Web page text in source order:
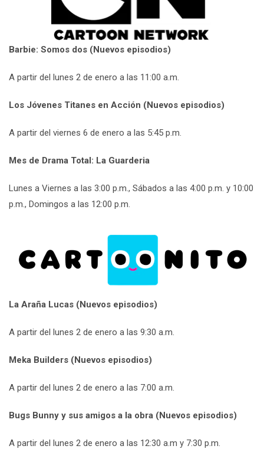
Barbie: Somos dos (Nuevos episodios)
A partir del lunes 2 de enero a las 11:00 a.m.
Los Jóvenes Titanes en Acción (Nuevos episodios)
A partir del viernes 6 de enero a las 5:45 p.m.
Mes de Drama Total: La Guarderia
Lunes a Viernes a las 3:00 p.m., Sábados a las 4:00 p.m. y 10:00
p.m., Domingos a las 12:00 p.m.
La Araña Lucas (Nuevos episodios)
A partir del lunes 2 de enero a las 9:30 a.m.
Meka Builders (Nuevos episodios)
A partir del lunes 2 de enero a las 7:00 a.m.
Bugs Bunny y sus amigos a la obra (Nuevos episodios)
A partir del lunes 2 de enero a las 12:30 a.m y 7:30 p.m.